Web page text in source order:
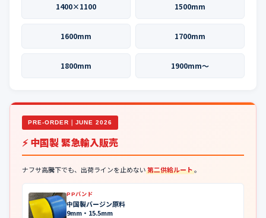
1400×1100 1500mm
1600mm 1700mm
1800mm 1900mm〜
PRE-ORDER｜JUNE 2026
⚡ 中国製 緊急輸入販売
ナフサ高騰下でも、出荷ラインを止めない第二供給ルート。
PPバンド
中国製バージン原料
9mm・15.5mm